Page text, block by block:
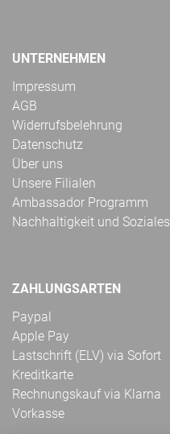
UNTERNEHMEN
Impressum
AGB
Widerrufsbelehrung
Datenschutz
Über uns
Unsere Filialen
Ambassador Programm
Nachhaltigkeit und Soziales
ZAHLUNGSARTEN
Paypal
Apple Pay
Lastschrift (ELV) via Sofort
Kreditkarte
Rechnungskauf via Klarna
Vorkasse